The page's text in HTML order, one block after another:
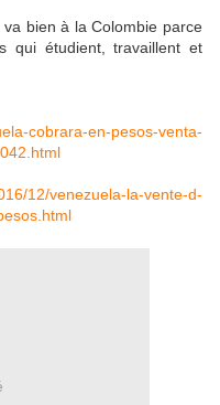
bien à la Colombie parce
qui étudient, travaillent et
cobrara-en-pesos-venta-
12/venezuela-la-vente-d-